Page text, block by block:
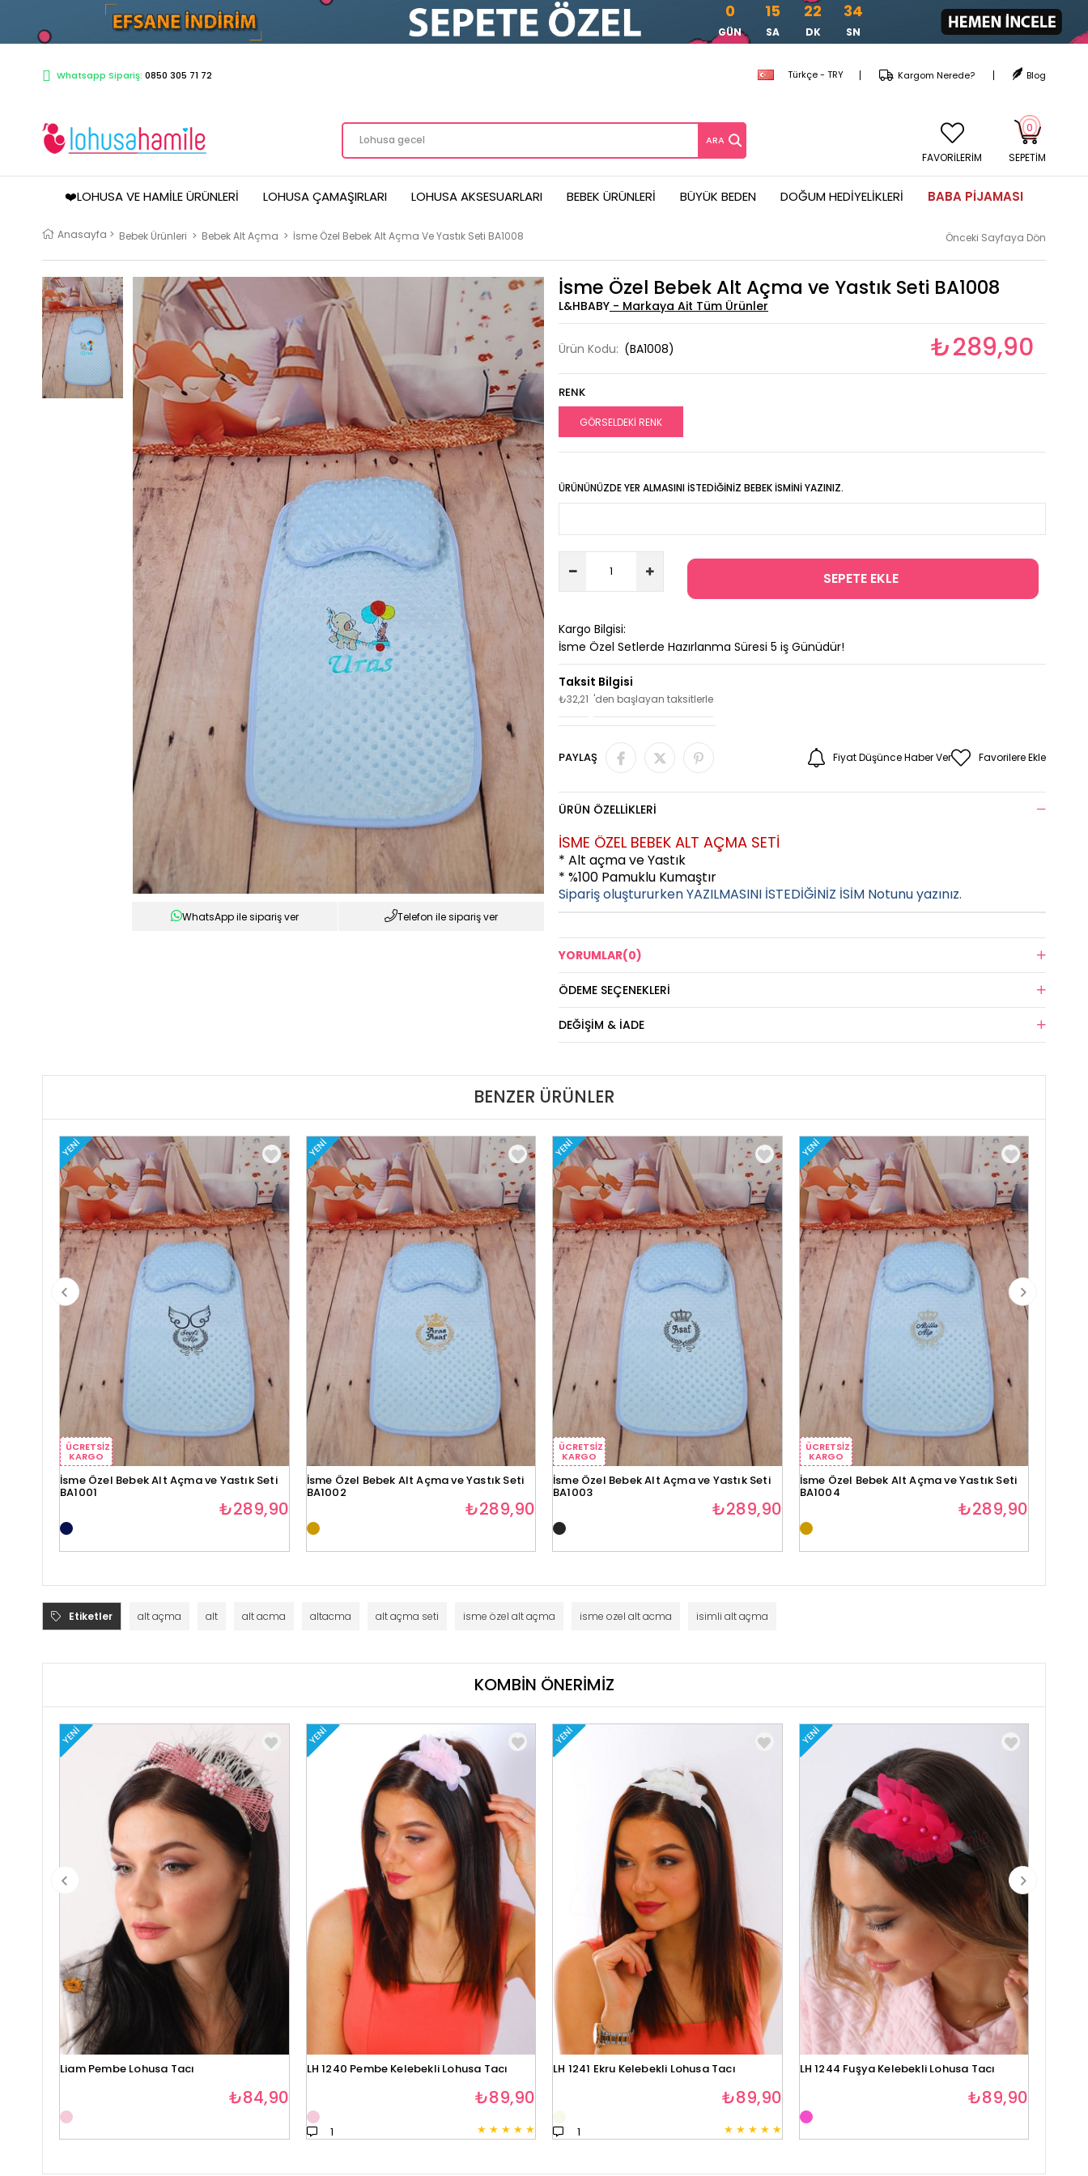
0
GÜN
15
SA
22
DK
32
SN
Whatsapp Sipariş: 0850 305 71 72 Türkçe - TRY Blog
Kargom Nerede?
SEPETIM
0
FAVORİLERİM
❤️LOHUSA VE HAMILE ÜRÜNLERI LOHUSA ÇAMAŞIRLARI LOHUSA AKSESUARLARI BEBEK ÜRÜNLERI BÜYÜK BEDEN DOĞUM HEDIYELIKLERI BABA PIJAMASI
Anasayfa > Bebek Ürünleri > Bebek Alt Açma > İsme Özel Bebek Alt Açma Ve Yastık Seti BA1008 Önceki Sayfaya Dön
Telefon ile sipariş ver
WhatsApp ile sipariş ver
İsme Özel Bebek Alt Açma ve Yastık Seti BA1008
L&HBABY
Ürün Kodu: (BA1008) ₺289,90
RENK
GÖRSELDEKİ RENK
ÜRÜNÜNÜZDE YER ALMASINI İSTEDIĞINIZ BEBEK İSMINI YAZINIZ.
Kargo Bilgisi:
İsme Özel Setlerde Hazırlanma Süresi 5 iş Günüdür!
₺32,21 'den başlayan taksitlerle
PAYLAŞ Favorilere Ekle
Fiyat Düşünce Haber Ver
ÜRÜN ÖZELLIKLERI
İSME ÖZEL BEBEK ALT AÇMA SETİ
* Alt açma ve Yastık
* %100 Pamuklu Kumaştır
Sipariş oluştururken YAZILMASINI İSTEDİĞİNİZ İSİM Notunu yazınız.
YORUMLAR(0)
ÖDEME SEÇENEKLERI
DEĞIŞIM & İADE
BENZER ÜRÜNLER
ÜCRETSIZ
KARGO
YENI
İsme Özel Bebek Alt Açma ve Yastık Seti
BA1001
₺289,90
YENI
İsme Özel Bebek Alt Açma ve Yastık Seti
BA1002
₺289,90
ÜCRETSIZ
KARGO
YENI
İsme Özel Bebek Alt Açma ve Yastık Seti
BA1003
₺289,90
ÜCRETSIZ
KARGO
YENI
İsme Özel Bebek Alt Açma ve Yastık Seti
BA1004
₺289,90
Etiketler alt açma alt alt acma altacma alt açma seti isme özel alt açma isme ozel alt acma isimli alt açma
KOMBİN ÖNERİMİZ
YENI
Liam Pembe Lohusa Tacı
₺84,90
YENI
LH 1240 Pembe Kelebekli Lohusa Tacı
★ ★ ★ ★ ★
1
₺89,90
YENI
LH 1241 Ekru Kelebekli Lohusa Tacı
★ ★ ★ ★ ★
1
₺89,90
YENI
LH 1244 Fuşya Kelebekli Lohusa Tacı
₺89,90